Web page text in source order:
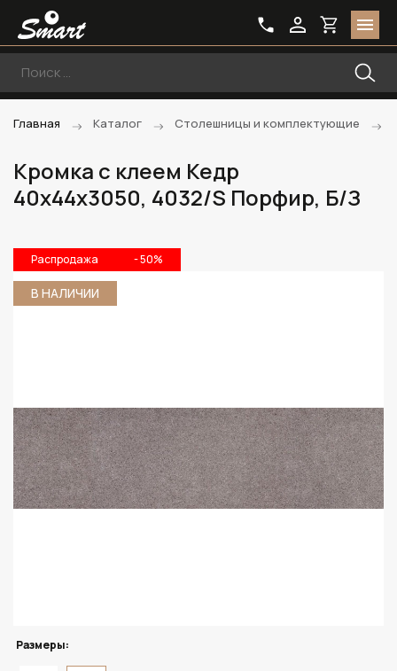
Главная Каталог Столешницы и комплектующие
Кромка с клеем Кедр
40х44х3050, 4032/S Порфир, Б/З
Распродажа - 50%
В НАЛИЧИИ
Размеры: